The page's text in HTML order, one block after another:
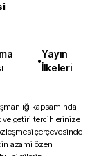
•
Yayın
İlkeleri
kapsamında
ve getiri tercihlerinize
çerçevesinde
azami özen